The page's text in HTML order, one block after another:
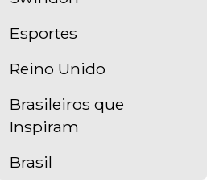
Esportes
Reino Unido
Brasileiros que
Inspiram
Brasil